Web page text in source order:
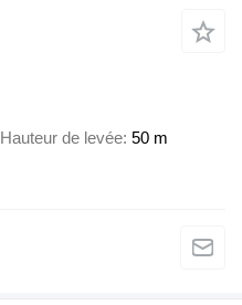
Hauteur de levée 50 m